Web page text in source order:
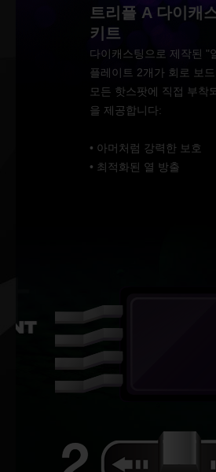
트리플 A 다이캐
키트
다이캐스팅으로 제작된 "
플레이트 2개가 회로 보
모든 핫스팟에 직접 부착
을 제공합니다:
• 아머처럼 강력한 보호
• 최적화된 열 방출